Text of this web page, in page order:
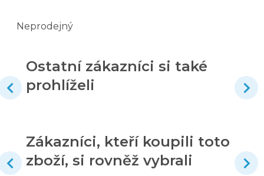
Neprodejný
Ostatní zákazníci si také
prohlíželi
Zákazníci, kteří koupili toto
zboží, si rovněž vybrali